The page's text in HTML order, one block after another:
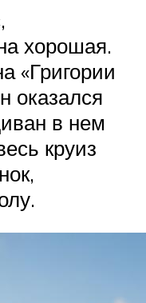
хорошая.
«Григории
оказался
в нем
круиз